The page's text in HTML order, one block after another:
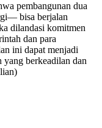
pembangunan dua
bisa berjalan
dilandasi komitmen
dan para
ini dapat menjadi
yang berkeadilan dan